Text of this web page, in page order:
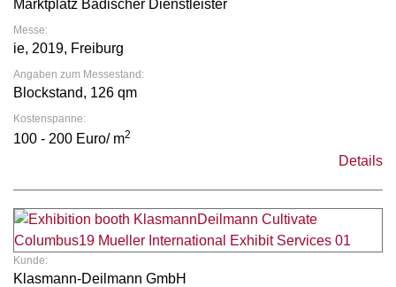
Marktplatz Badischer Dienstleister
Messe:
ie, 2019, Freiburg
Angaben zum Messestand:
Blockstand, 126 qm
Kostenspanne:
100 - 200 Euro/ m2
Details
Kunde:
Klasmann-Deilmann GmbH